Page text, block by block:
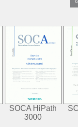
SOCA HiPath
3000